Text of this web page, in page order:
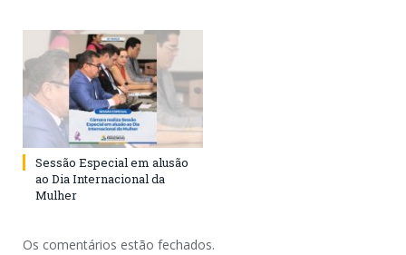
Sessão Especial em alusão
ao Dia Internacional da
Mulher
Os comentários estão fechados.